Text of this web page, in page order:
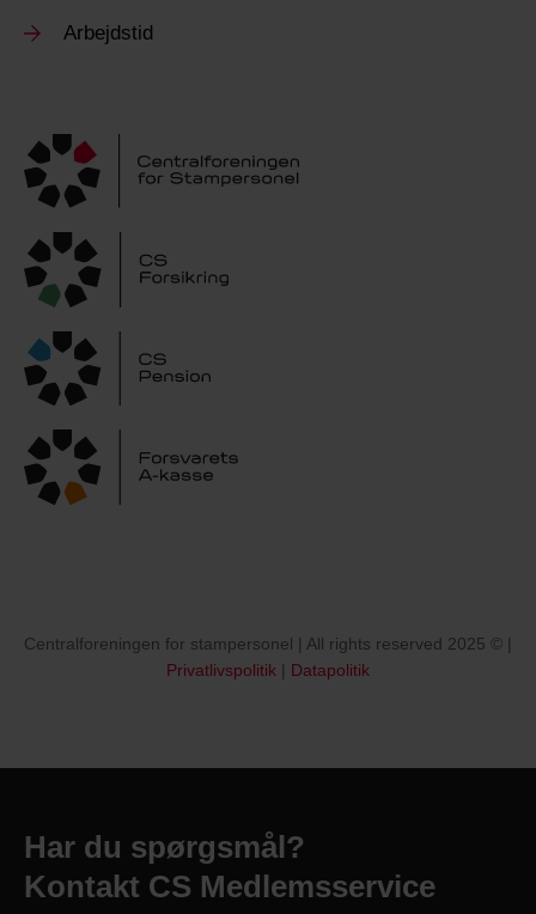
Arbejdstid
Centralforeningen for stampersonel | All rights reserved 2025 © |
Privatlivspolitik | Datapolitik
Har du spørgsmål?
Kontakt CS Medlemsservice